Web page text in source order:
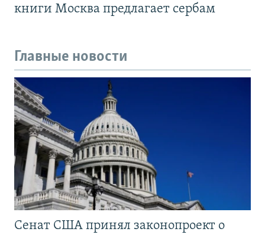
книги Москва предлагает сербам
Главные новости
Сенат США принял законопроект о